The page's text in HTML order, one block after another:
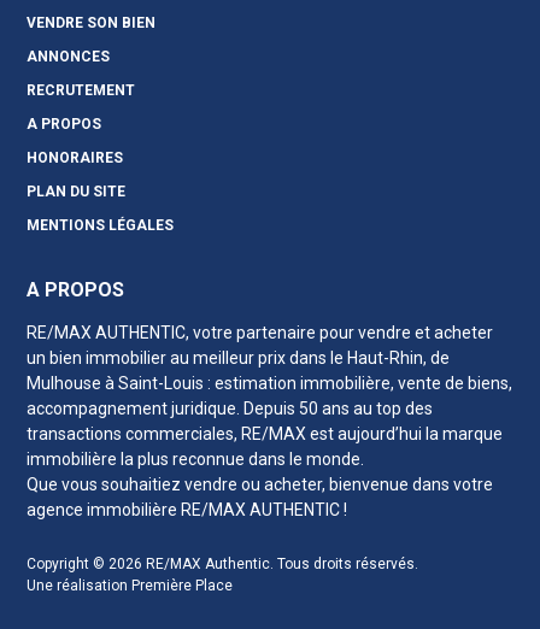
VENDRE SON BIEN
ANNONCES
RECRUTEMENT
A PROPOS
HONORAIRES
PLAN DU SITE
MENTIONS LÉGALES
A PROPOS
RE/MAX AUTHENTIC, votre partenaire pour vendre et acheter
un bien immobilier au meilleur prixdans le Haut-Rhin, de
Mulhouse à Saint-Louis : estimation immobilière, vente de biens,
accompagnement juridique. Depuis 50 ans au top des
transactions commerciales, RE/MAX est aujourd’hui la marque
immobilière la plus reconnue dans le monde.
Que vous souhaitiez vendre ou acheter, bienvenue dans votre
agence immobilière RE/MAX AUTHENTIC !
Copyright © 2026 RE/MAX Authentic. Tous droits réservés.
Une réalisation Première Place